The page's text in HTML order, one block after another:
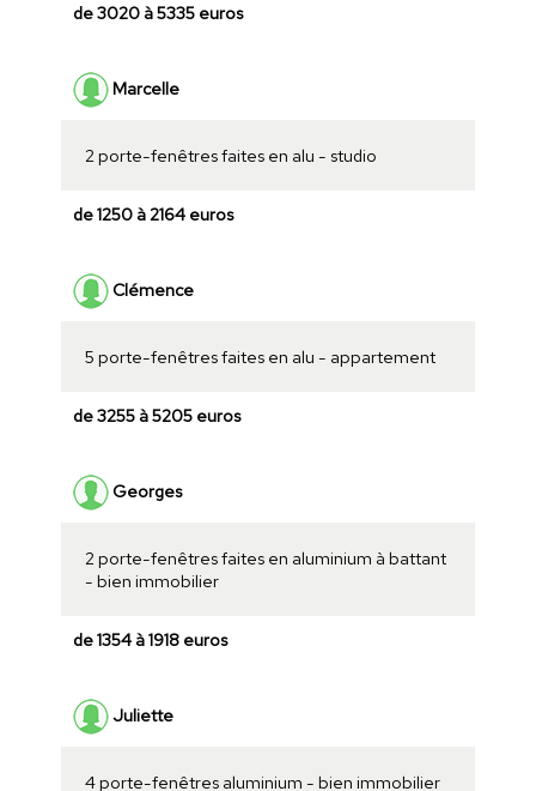
de 3020 à 5335 euros
Marcelle
2 porte-fenêtres faites en alu - studio
de 1250 à 2164 euros
Clémence
5 porte-fenêtres faites en alu - appartement
de 3255 à 5205 euros
Georges
2 porte-fenêtres faites en aluminium à battant
- bien immobilier
de 1354 à 1918 euros
Juliette
4 porte-fenêtres aluminium - bien immobilier